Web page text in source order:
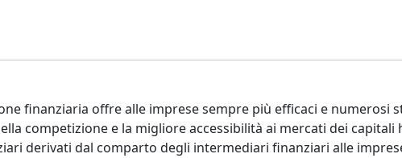
finanziaria offre alle imprese sempre più efficaci e numerosi
competizione e la migliore accessibilità ai mercati dei capitali
derivati dal comparto degli intermediari finanziari alle